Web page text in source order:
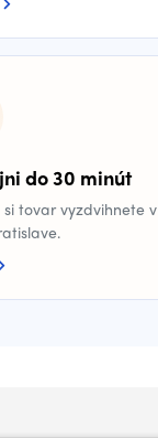
do 30 minút
tovar vyzdvihnete v